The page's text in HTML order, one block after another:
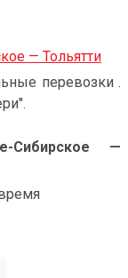
— Тольятти
перевозки .
Сибирское —